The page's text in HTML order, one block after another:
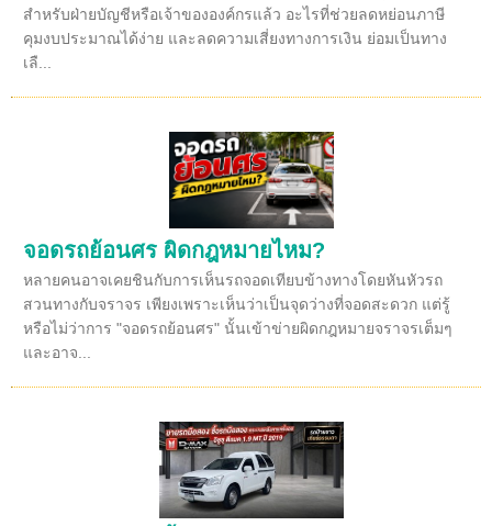
สำหรับฝ่ายบัญชีหรือเจ้าขององค์กรแล้ว อะไรที่ช่วยลดหย่อนภาษี
คุมงบประมาณได้ง่าย และลดความเสี่ยงทางการเงิน ย่อมเป็นทาง
เลื...
จอดรถย้อนศร ผิดกฎหมายไหม?
หลายคนอาจเคยชินกับการเห็นรถจอดเทียบข้างทางโดยหันหัวรถ
สวนทางกับจราจร เพียงเพราะเห็นว่าเป็นจุดว่างที่จอดสะดวก แต่รู้
หรือไม่ว่าการ "จอดรถย้อนศร" นั้นเข้าข่ายผิดกฎหมายจราจรเต็มๆ
และอาจ...